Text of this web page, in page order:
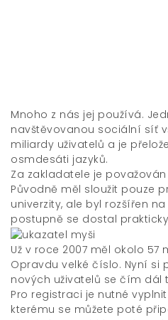
Mnoho z nás jej používá.
navštěvovanou sociální síť
miliardy uživatelů a je
osmdesáti jazyků.
Za zakladatele je
Původně měl sloužit pouze
univerzity, ale byl rozšířen
postupně se dostal
Už v roce 2007 měl okolo 57
Opravdu velké číslo. Nyní si
nových uživatelů se čím dál
Pro registraci je nutné
kterému se můžete poté